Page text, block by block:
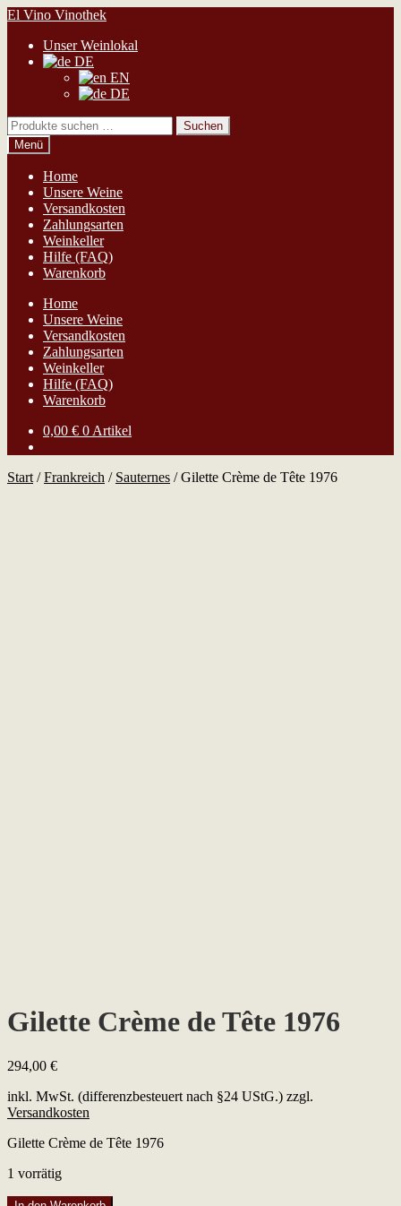
Zur
springen
Zum
springen
El Vino Vinothek
Unser Weinlokal
DE
EN
DE
Suchen
nach:
Suchen
Menü
Home
Unsere Weine
Versandkosten
Zahlungsarten
Weinkeller
Hilfe (FAQ)
Warenkorb
Home
Unsere Weine
Versandkosten
Zahlungsarten
Weinkeller
Hilfe (FAQ)
Warenkorb
0,00 € 0 Artikel
Start /Frankreich / Sauternes /Gilette Crème de Tête 1976
Gilette Crème de Tête 1976
294,00 €
inkl. MwSt. (differenzbesteuert nach §24 UStG.) zzgl.
Versandkosten
Gilette Crème de Tête 1976
1 vorrätig
Gilette